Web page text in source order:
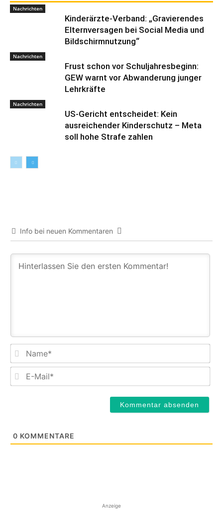
Nachrichten
Kinderärzte-Verband: „Gravierendes
Elternversagen bei Social Media und
Bildschirmnutzung“
Nachrichten
Frust schon vor Schuljahresbeginn:
GEW warnt vor Abwanderung junger
Lehrkräfte
Nachrichten
US-Gericht entscheidet: Kein
ausreichender Kinderschutz – Meta
soll hohe Strafe zahlen
Info bei neuen Kommentaren
E-
0 KOMMENTARE
Anzeige